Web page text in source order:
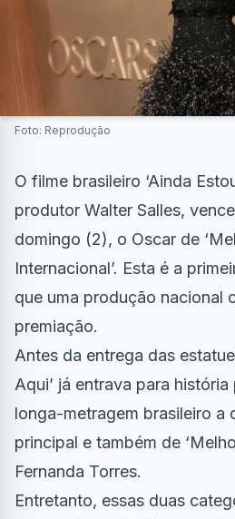
Foto: Reprodução
O filme brasileiro ‘Ainda
produtor Walter Salles,
domingo (2), o Oscar de
Internacional’. Esta é a
que uma produção nacional
premiação.
Antes da entrega das
Aqui’ já entrava para
longa-metragem brasileiro a
principal e também de
Fernanda Torres.
Entretanto, essas duas